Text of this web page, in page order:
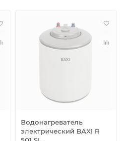
Водонагреватель
электрический BAXI R